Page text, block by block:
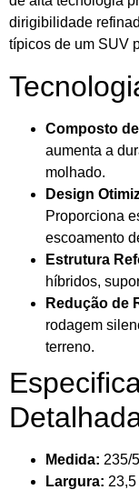
dirigibilidade
típicos de um SUV
Composto
aumenta a
molhado.
Design
Proporciona
escoamento
Estrutura
híbridos,
Redução de
rodagem
terreno.
Medida: 235/
Largura: